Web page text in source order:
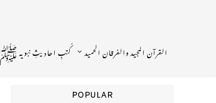
القرآن المجید والفرقان الحمید کُتبِ احادیثِ نبویہ ﷺ
POPULAR